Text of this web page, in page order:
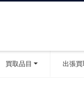
買取品目 出張買